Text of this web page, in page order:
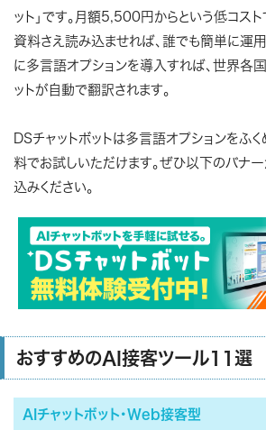
ット」です。月額5,500円からという低コス
資料さえ読み込ませれば、誰でも簡単に運
に多言語オプションを導入すれば、世界各
ットが自動で翻訳されます。
DSチャットボットは多言語オプションをふ
料でお試しいただけます。ぜひ以下のバナ
込みください。
おすすめのAI接客ツール11選
AIチャットボット・Web接客型